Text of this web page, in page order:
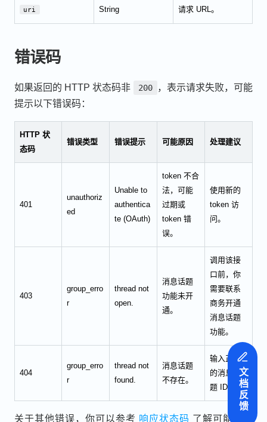
uri String 请求 URL。
错误码
如果返回的 HTTP 状态码非 200
，表示请求失败，可能
提示以下错误码：
HTTP 状
态码
错误类型 错误提示 可能原因 处理建议
401
unauthoriz
ed
Unable to
authentica
te (OAuth)
token 不合
法，可能
过期或
token 错
误。
使用新的
token 访
问。
403
group_erro
r
thread not
open.
消息话题
功能未开
通。
调用该接
口前，你
需要联系
商务开通
消息话题
功能。
404
group_erro
r
thread not
found.
消息话题
不存在。
输入正确
的消息话
题 ID。
关于其他错误，你可以参考 响应状态码 了解可能的原
文档反馈